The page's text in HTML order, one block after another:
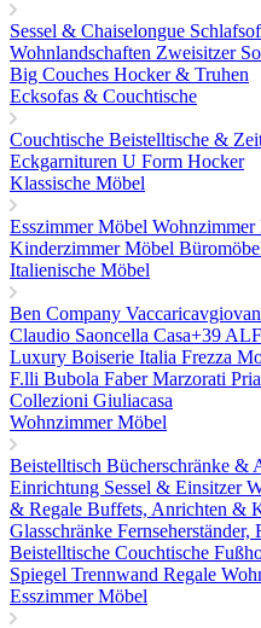
Sessel & Chaiselongue
Wohnlandschaften Zweisitzer
Big Couches Hocker & Truhen
Ecksofas & Couchtische
Couchtische Beistelltische &
Eckgarnituren U Form Hocker
Klassische Möbel
Esszimmer Möbel Wohnzimmer
Kinderzimmer Möbel
Italienische Möbel
Ben Company
Claudio Saoncella Casa+39
Luxury Boiserie Italia Frezza
F.lli Bubola FaberMarzorati
Collezioni Giuliacasa
Wohnzimmer Möbel
Beistelltisch Bücherschränke &
Einrichtung Sessel & Einsitzer
& Regale Buffets, Anrichten &
Glasschränke
Beistelltische Couchtische
Spiegel Trennwand Regale
Esszimmer Möbel